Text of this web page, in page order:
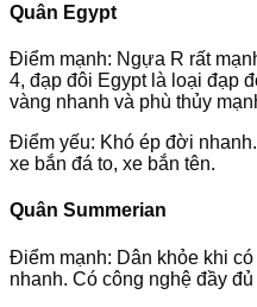
Quân Egypt
Điểm mạnh: Ngựa R rất
4, đạp đôi Egypt là loại đạp
vàng nhanh và phù thủy
Điểm yếu: Khó ép đời
xe bắn đá to, xe bắn tên.
Quân Summerian
Điểm mạnh: Dân khỏe khi
nhanh. Có công nghệ đầy